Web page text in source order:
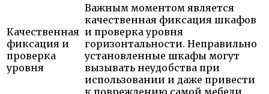
Качественная
фиксация и
проверка
уровня
Важным моментом является
качественная фиксация шкафов
и проверка уровня
горизонтальности. Неправильно
установленные шкафы могут
вызывать неудобства при
использовании и даже привести
к повреждению самой мебели.